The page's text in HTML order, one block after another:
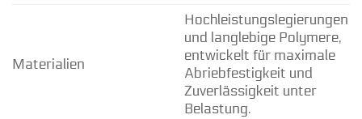
Materialien
Hochleistungslegierungen
und langlebige Polymere,
entwickelt für maximale
Abriebfestigkeit und
Zuverlässigkeit unter
Belastung.